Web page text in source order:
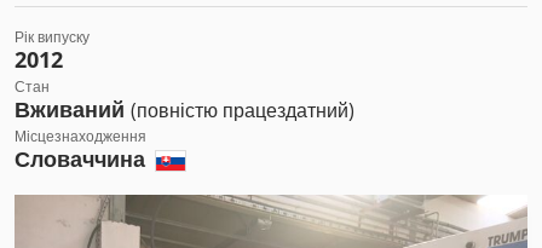
Рік випуску
2012
Стан
Вживаний (повністю працездатний)
Місцезнаходження
Словаччина